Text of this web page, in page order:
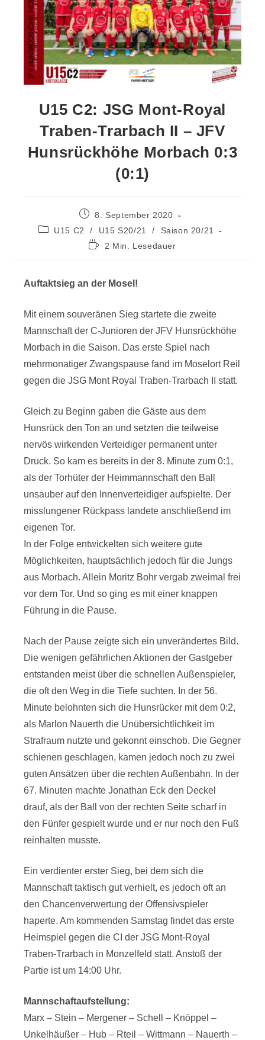
U15 C2: JSG Mont-Royal
Traben-Trarbach II – JFV
Hunsrückhöhe Morbach 0:3
(0:1)
8. September 2020
U15 C2
/ U15 S20/21 /
Saison 20/21
2 Min. Lesedauer
Auftaktsieg an der Mosel!
Mit einem souveränen Sieg startete die zweite
Mannschaft der C-Junioren der JFV Hunsrückhöhe
Morbach in die Saison. Das erste Spiel nach
mehrmonatiger Zwangspause fand im Moselort Reil
gegen die JSG Mont Royal Traben-Trarbach II statt.
Gleich zu Beginn gaben die Gäste aus dem
Hunsrück den Ton an und setzten die teilweise
nervös wirkenden Verteidiger permanent unter
Druck. So kam es bereits in der 8. Minute zum 0:1,
als der Torhüter der Heimmannschaft den Ball
unsauber auf den Innenverteidiger aufspielte. Der
misslungener Rückpass landete anschließend im
eigenen Tor.
In der Folge entwickelten sich weitere gute
Möglichkeiten, hauptsächlich jedoch für die Jungs
aus Morbach. Allein Moritz Bohr vergab zweimal frei
vor dem Tor. Und so ging es mit einer knappen
Führung in die Pause.
Nach der Pause zeigte sich ein unverändertes Bild.
Die wenigen gefährlichen Aktionen der Gastgeber
entstanden meist über die schnellen Außenspieler,
die oft den Weg in die Tiefe suchten. In der 56.
Minute belohnten sich die Hunsrücker mit dem 0:2,
als Marlon Nauerth die Unübersichtlichkeit im
Strafraum nutzte und gekonnt einschob. Die Gegner
schienen geschlagen, kamen jedoch noch zu zwei
guten Ansätzen über die rechten Außenbahn. In der
67. Minuten machte Jonathan Eck den Deckel
drauf, als der Ball von der rechten Seite scharf in
den Fünfer gespielt wurde und er nur noch den Fuß
reinhalten musste.
Ein verdienter erster Sieg, bei dem sich die
Mannschaft taktisch gut verhielt, es jedoch oft an
den Chancenverwertung der Offensivspieler
haperte. Am kommenden Samstag findet das erste
Heimspiel gegen die CI der JSG Mont-Royal
Traben-Trarbach in Monzelfeld statt. Anstoß der
Partie ist um 14:00 Uhr.
Mannschaftaufstellung:
Marx – Stein – Mergener – Schell – Knöppel –
Unkelhäußer – Hub – Rteil – Wittmann – Nauerth –